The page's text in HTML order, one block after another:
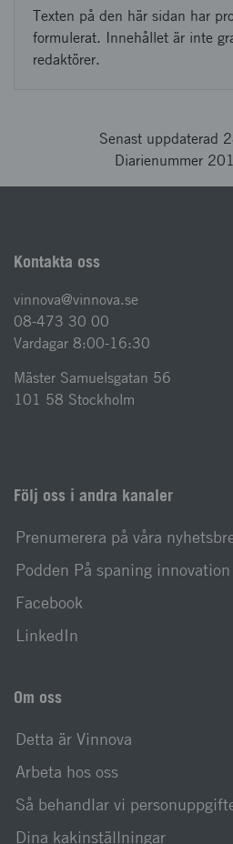
Texten på den här sidan har
formulerat. Innehållet är inte
redaktörer.
Senast uppdaterad
Diarienummer
Kontakta oss
vinnova@vinnova.se
08-473 30 00
Vardagar 8:00-16:30
Mäster Samuelsgatan 56
101 58 Stockholm
Följ oss i andra kanaler
Prenumerera på våra
Podden På spaning innovation
Facebook
LinkedIn
Om oss
Detta är Vinnova
Arbeta hos oss
Så behandlar vi
Dina kakinställningar